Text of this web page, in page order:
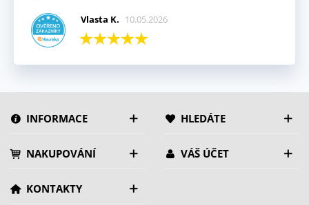
Vlasta K. 10.05.2026
INFORMACE HLEDÁTE
NAKUPOVÁNÍ VÁŠ ÚČET
KONTAKTY